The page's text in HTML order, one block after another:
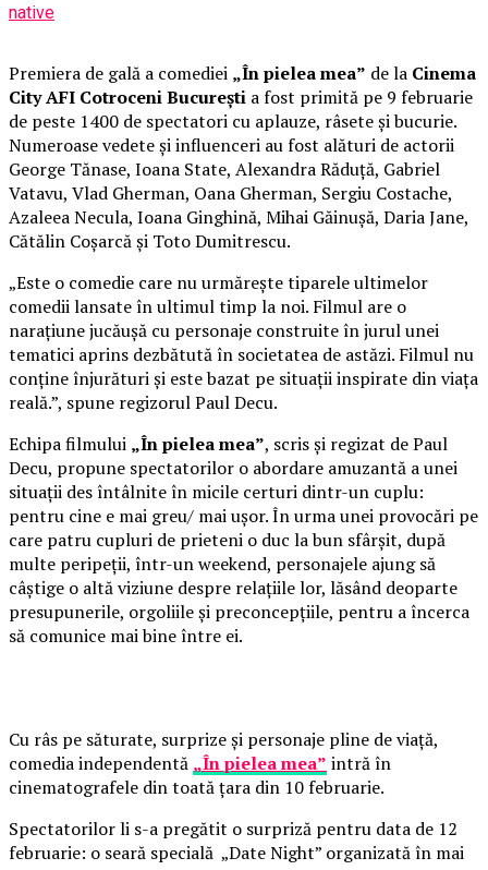
native
Premiera de gală a comediei „În pielea mea” de la Cinema
City AFI Cotroceni București a fost primită pe 9 februarie
de peste 1400 de spectatori cu aplauze, râsete și bucurie.
Numeroase vedete și influenceri au fost alături de actorii
George Tănase, Ioana State, Alexandra Răduță, Gabriel
Vatavu, Vlad Gherman, Oana Gherman, Sergiu Costache,
Azaleea Necula, Ioana Ginghină, Mihai Găinușă, Daria Jane,
Cătălin Coșarcă și Toto Dumitrescu.
„Este o comedie care nu urmărește tiparele ultimelor
comedii lansate în ultimul timp la noi. Filmul are o
narațiune jucăușă cu personaje construite în jurul unei
tematici aprins dezbătută în societatea de astăzi. Filmul nu
conține înjurături și este bazat pe situații inspirate din viața
reală.”, spune regizorul Paul Decu.
Echipa filmului „În pielea mea”, scris și regizat de Paul
Decu, propune spectatorilor o abordare amuzantă a unei
situații des întâlnite în micile certuri dintr-un cuplu:
pentru cine e mai greu/ mai ușor. În urma unei provocări pe
care patru cupluri de prieteni o duc la bun sfârșit, după
multe peripeții, într-un weekend, personajele ajung să
câștige o altă viziune despre relațiile lor, lăsând deoparte
presupunerile, orgoliile și preconcepțiile, pentru a încerca
să comunice mai bine între ei.
Cu râs pe săturate, surprize și personaje pline de viață,
comedia independentă „În pielea mea” intră în
cinematografele din toată țara din 10 februarie.
Spectatorilor li s-a pregătit o surpriză pentru data de 12
februarie: o seară specială „Date Night” organizată în mai